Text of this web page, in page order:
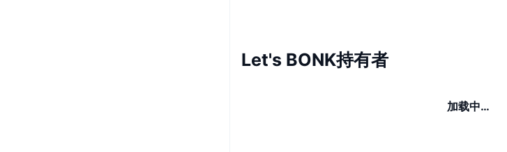
Let's BONK持有者
加载中…